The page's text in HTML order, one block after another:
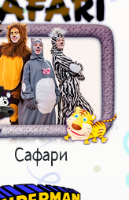
Сафари